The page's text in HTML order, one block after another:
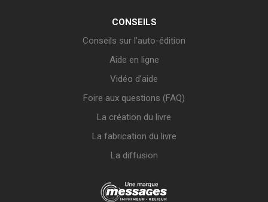
CONSEILS
Conseils sur l’auto-édition
Aide en ligne
Vidéo d’aide
Foire aux questions (FAQ)
La création du livre
La fabrication du livre
La diffusion